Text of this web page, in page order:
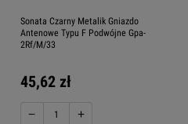
Sonata Czarny Metalik Gniazdo
Antenowe Typu F Podwójne Gpa-
2Rf/M/33
45,62 zł
− +